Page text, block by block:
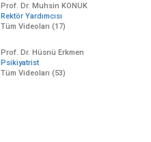
Prof. Dr. Muhsin KONUK
Rektör Yardımcısı
Tüm Videoları (17)
Prof. Dr. Hüsnü Erkmen
Psikiyatrist
Tüm Videoları (53)